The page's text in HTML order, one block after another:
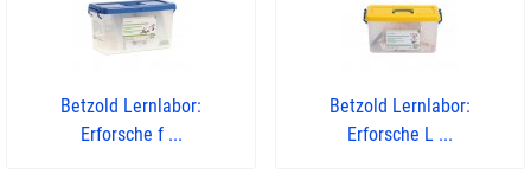
Betzold Lernlabor:
Erforsche f ...
Betzold Lernlabor:
Erforsche L ...